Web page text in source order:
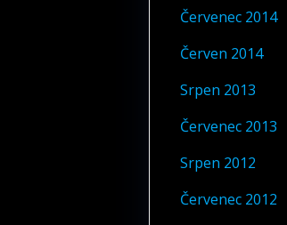
Červenec 2014
Červen 2014
Srpen 2013
Červenec 2013
Srpen 2012
Červenec 2012